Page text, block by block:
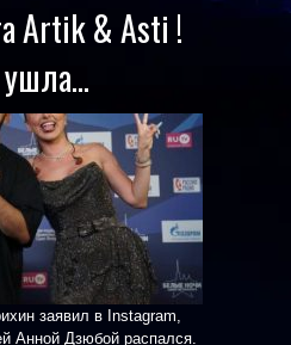
Artik & Asti !
заявил в Instagram,
Анной Дзюбой распался.